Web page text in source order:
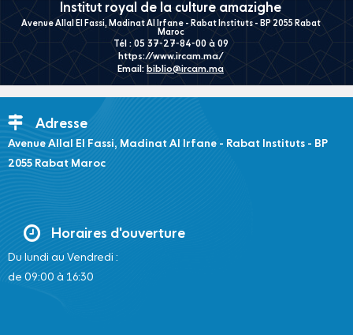
Institut royal de la culture amazighe
Avenue Allal El Fassi, Madinat Al Irfane - Rabat Instituts - BP 2055 Rabat
Maroc
Tél : 05 37-27-84-00 à 09
https://www.ircam.ma/
Email: biblio@ircam.ma
Adresse
Avenue Allal El Fassi, Madinat Al Irfane - Rabat Instituts - BP
2055 Rabat Maroc
Horaires d'ouverture
Du lundi au Vendredi :
de 09:00 à 16:30